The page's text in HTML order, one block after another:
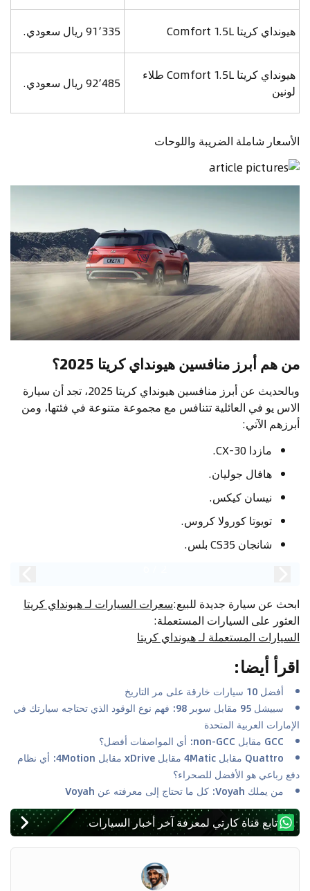
هيونداي كريتا Comfort 1.5L 91٬335 ريال سعودي.
هيونداي كريتا Comfort 1.5L طلاء
لونين
92٬485 ريال سعودي.
الأسعار شاملة الضريبة واللوحات
من هم أبرز منافسين هيونداي كريتا 2025؟
وبالحديث عن أبرز منافسين هيونداي كريتا 2025، تجد أن سيارة
الاس يو في العائلية تتنافس مع مجموعة متنوعة في فئتها، ومن
أبرزهم الآتي:
مازدا CX-30.
هافال جوليان.
نيسان كيكس.
تويوتا كورولا كروس.
شانجان CS35 بلس.
ابحث عن سيارة جديدة للبيع:سعرات السيارات لـ هيونداي كريتا
العثور على السيارات المستعملة:
السيارات المستعملة لـ هيونداي كريتا
اقرأ أيضا:
أفضل 10 سيارات خارقة على مر التاريخ
سبيشل 95 مقابل سوبر 98: فهم نوع الوقود الذي تحتاجه سيارتك في
الإمارات العربية المتحدة
GCC مقابل non-GCC: أي المواصفات أفضل؟
Quattro مقابل 4Matic مقابل xDrive مقابل 4Motion: أي نظام
دفع رباعي هو الأفضل للصحراء؟
من يملك Voyah: كل ما تحتاج إلى معرفته عن Voyah
تابع قناة كارتي لمعرفة آخر أخبار السيارات